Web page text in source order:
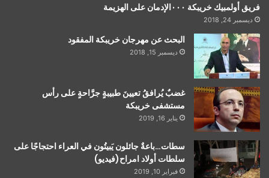
فريق أولمبيك خريبكة ٠٠٠الإدمان على الهزيمة
ديسمبر 24, 2018
البحث عن مهرجان خريبكة المفقود
ديسمبر 15, 2018
غضبٌ يُرافقُ تعيينَ طبيبةٍ جرَّاحةٍ على رأس
مستشفى خريبكة
يناير 16, 2019
سطات…باعةٌ جائلون يَبيتُون في العراء احتجاجًا على
سلطات أولاد امراح(فيديو)
فبراير 10, 2019